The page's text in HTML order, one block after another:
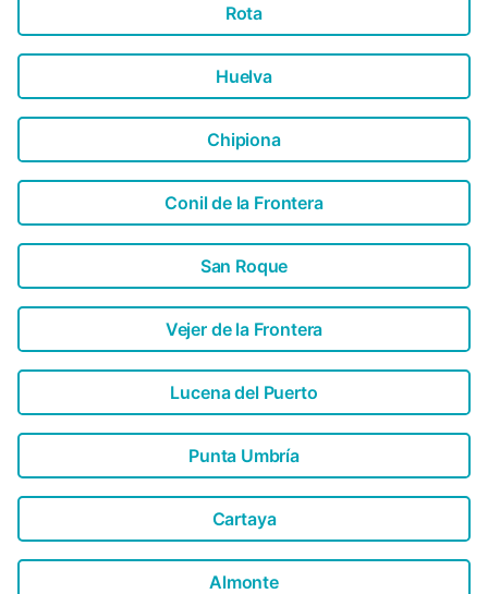
Rota
Huelva
Chipiona
Conil de la Frontera
San Roque
Vejer de la Frontera
Lucena del Puerto
Punta Umbría
Cartaya
Almonte